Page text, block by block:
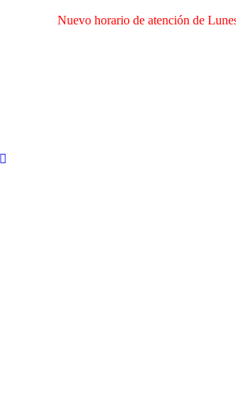
Nuevo horario de atención de